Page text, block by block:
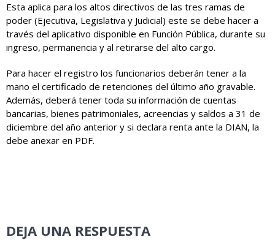
Esta aplica para los altos directivos de las tres ramas de
poder (Ejecutiva, Legislativa y Judicial) este se debe hacer a
través del aplicativo disponible en Función Pública, durante su
ingreso, permanencia y al retirarse del alto cargo.
Para hacer el registro los funcionarios deberán tener a la
mano el certificado de retenciones del último año gravable.
Además, deberá tener toda su información de cuentas
bancarias, bienes patrimoniales, acreencias y saldos a 31 de
diciembre del año anterior y si declara renta ante la DIAN, la
debe anexar en PDF.
DEJA UNA RESPUESTA